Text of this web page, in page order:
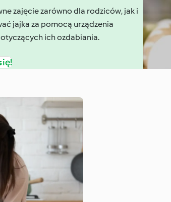
zajęcie zarówno dla rodziców, jak i
jajka za pomocą urządzenia
ich ozdabiania.